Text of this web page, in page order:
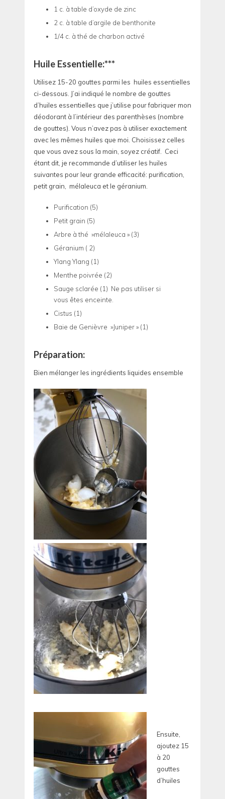
1 c. à table d’oxyde de zinc
2 c. à table d’argile de benthonite
1/4 c. à thé de charbon activé
Huile Essentielle:***
Utilisez 15-20 gouttes parmi les huiles essentielles
ci-dessous. J’ai indiqué le nombre de gouttes
d’huiles essentielles que j’utilise pour fabriquer mon
déodorant à l’intérieur des parenthèses (nombre
de gouttes). Vous n’avez pas à utiliser exactement
avec les mêmes huiles que moi. Choisissez celles
que vous avez sous la main, soyez créatif. Ceci
étant dit, je recommande d’utiliser les huiles
suivantes pour leur grande efficacité: purification,
petit grain, mélaleuca et le géranium.
Purification (5)
Petit grain (5)
Arbre à thé »mélaleuca » (3)
Géranium ( 2)
Ylang Ylang (1)
Menthe poivrée (2)
Sauge sclarée (1) Ne pas utiliser si
vous êtes enceinte.
Cistus (1)
Baie de Genièvre »Juniper » (1)
Préparation:
Bien mélanger les ingrédients liquides ensemble
Ensuite,
ajoutez 15
à 20
gouttes
d’huiles